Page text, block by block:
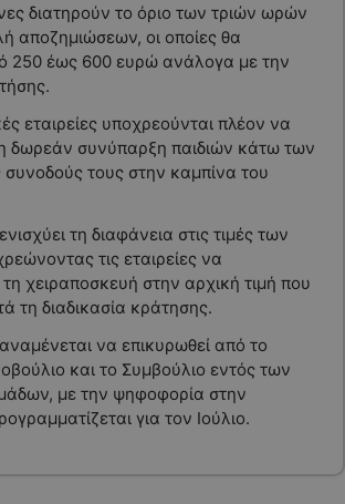
διατηρούν το όριο των τριών ωρών
αποζημιώσεων, οι οποίες θα
250 έως 600 ευρώ ανάλογα με την
εταιρείες υποχρεούνται πλέον να
δωρεάν συνύπαρξη παιδιών κάτω των
τους στην καμπίνα του
τη διαφάνεια στις τιμές των
τις εταιρείες να
χειραποσκευή στην αρχική τιμή που
τη διαδικασία κράτησης.
να επικυρωθεί από το
και το Συμβούλιο εντός των
με την ψηφοφορία στην
για τον Ιούλιο.